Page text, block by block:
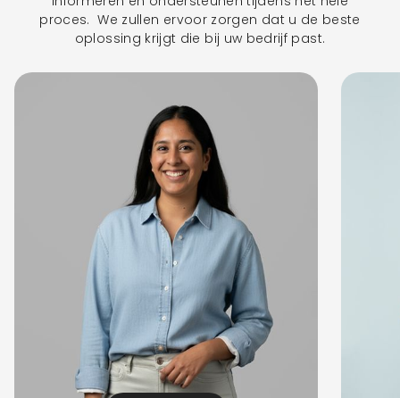
proces. We zullen ervoor zorgen dat u de beste
oplossing krijgt die bij uw bedrijf past.